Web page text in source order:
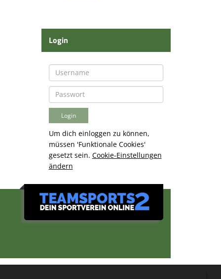
Login
Um dich einloggen zu können,
müssen 'Funktionale Cookies'
gesetzt sein. Cookie-Einstellungen
ändern